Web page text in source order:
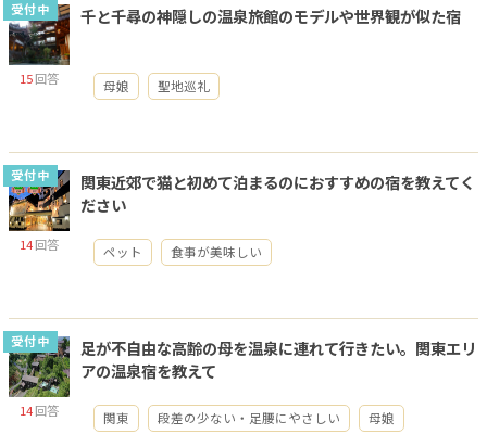
受付中
15回答
千と千尋の神隠しの温泉旅館のモデルや世界観が似た宿
母娘 聖地巡礼
受付中
14回答
関東近郊で猫と初めて泊まるのにおすすめの宿を教えてく
ださい
ペット 食事が美味しい
受付中
14回答
足が不自由な高齢の母を温泉に連れて行きたい。関東エリ
アの温泉宿を教えて
関東 段差の少ない・足腰にやさしい 母娘